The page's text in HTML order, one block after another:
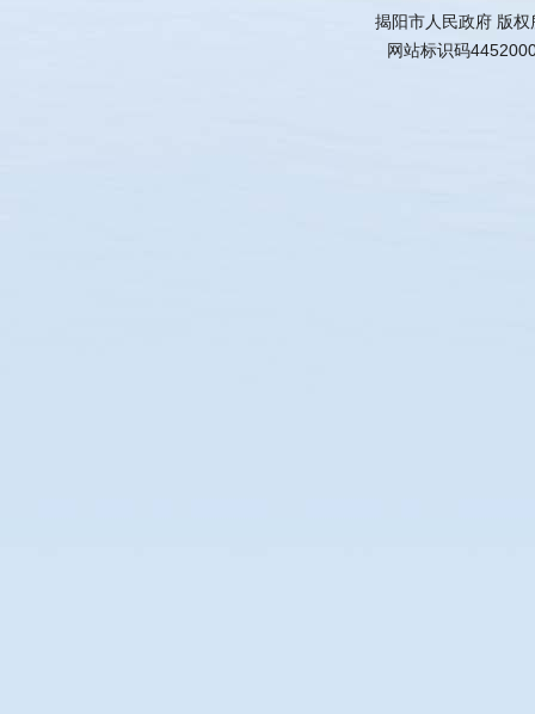
揭阳市人民政府 版
网站标识码